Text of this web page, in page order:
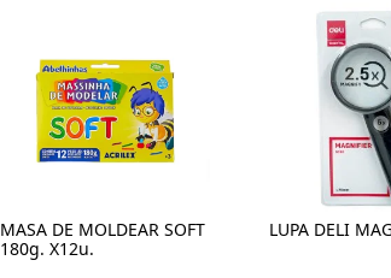
MASA DE MOLDEAR SOFT
180g. X12u.
LUPA DELI